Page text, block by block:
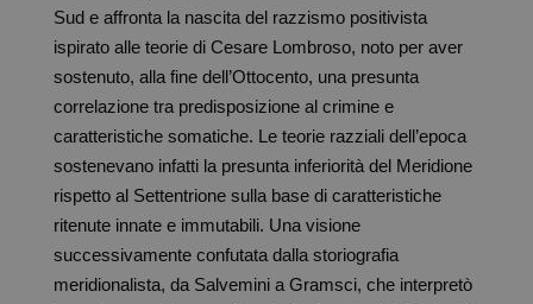
Sud e affronta la nascita del razzismo positivista
ispirato alle teorie di Cesare Lombroso, noto per aver
sostenuto, alla fine dell’Ottocento, una presunta
correlazione tra predisposizione al crimine e
caratteristiche somatiche. Le teorie razziali dell’epoca
sostenevano infatti la presunta inferiorità del Meridione
rispetto al Settentrione sulla base di caratteristiche
ritenute innate e immutabili. Una visione
successivamente confutata dalla storiografia
meridionalista, da Salvemini a Gramsci, che interpretò